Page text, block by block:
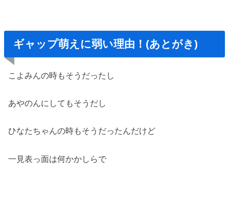
ギャップ萌えに弱い理由！(あとがき)
こよみんの時もそうだったし
あやのんにしてもそうだし
ひなたちゃんの時もそうだったんだけど
一見表っ面は何かかしらで